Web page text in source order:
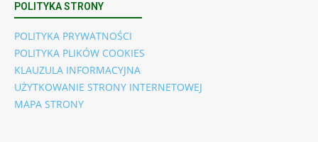
POLITYKA STRONY
POLITYKA PRYWATNOŚCI
POLITYKA PLIKÓW COOKIES
KLAUZULA INFORMACYJNA
UŻYTKOWANIE STRONY INTERNETOWEJ
MAPA STRONY